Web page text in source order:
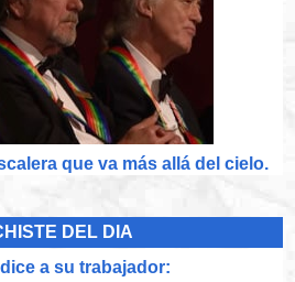
que va más allá del cielo.
DEL DIA
a su trabajador: